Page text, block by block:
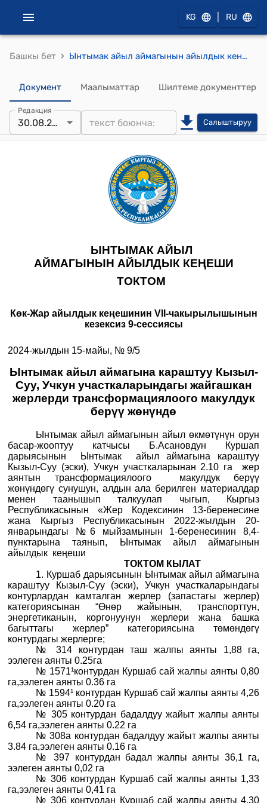
KG RU
Башкы бет › Ынтымак айыл аймагынын айылдык кенешинин 2024-жылдын 30-августундагы, №9/5 Ынтымак айыл аймагына караштуу Кызыл-Суу, Учкун участкаларындагы жайгашкан жерлерди трансформациялоого макулдук берүү жөнүндө токтому
Документ Маалыматтар Шилтеме документтер
Редакция
30.08.2024 Салыштыруу